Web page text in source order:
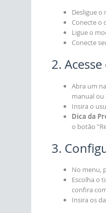
Desligue
Conecte o
Ligue o
Conecte
2.
Abra um
manual ou
Insira o
Dica da
o botão
3.
No menu,
Escolha o
confira
Insira os